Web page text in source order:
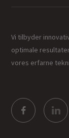
Vi tilbyder
optimale
vores erfarne